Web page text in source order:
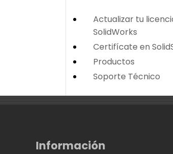
Actualizar tu
SolidWorks
Certifícate en
Productos
Soporte Técnico
Información